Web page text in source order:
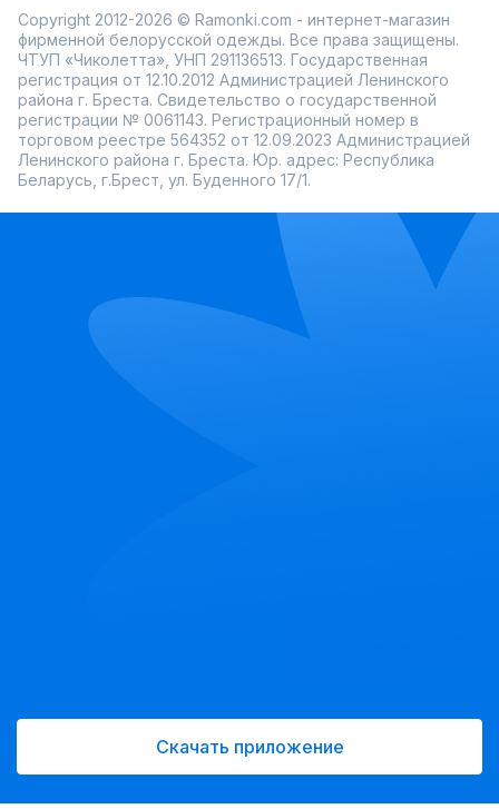
Copyright 2012-2026 © Ramonki.com - интернет-магазин
фирменной белорусской одежды. Все права защищены.
ЧТУП «Чиколетта», УНП 291136513. Государственная
регистрация от 12.10.2012 Администрацией Ленинского
района г. Бреста. Свидетельство о государственной
регистрации № 0061143. Регистрационный номер в
торговом реестре 564352 от 12.09.2023 Администрацией
Ленинского района г. Бреста. Юр. адрес: Республика
Беларусь, г.Брест, ул. Буденного 17/1.
Скачать приложение